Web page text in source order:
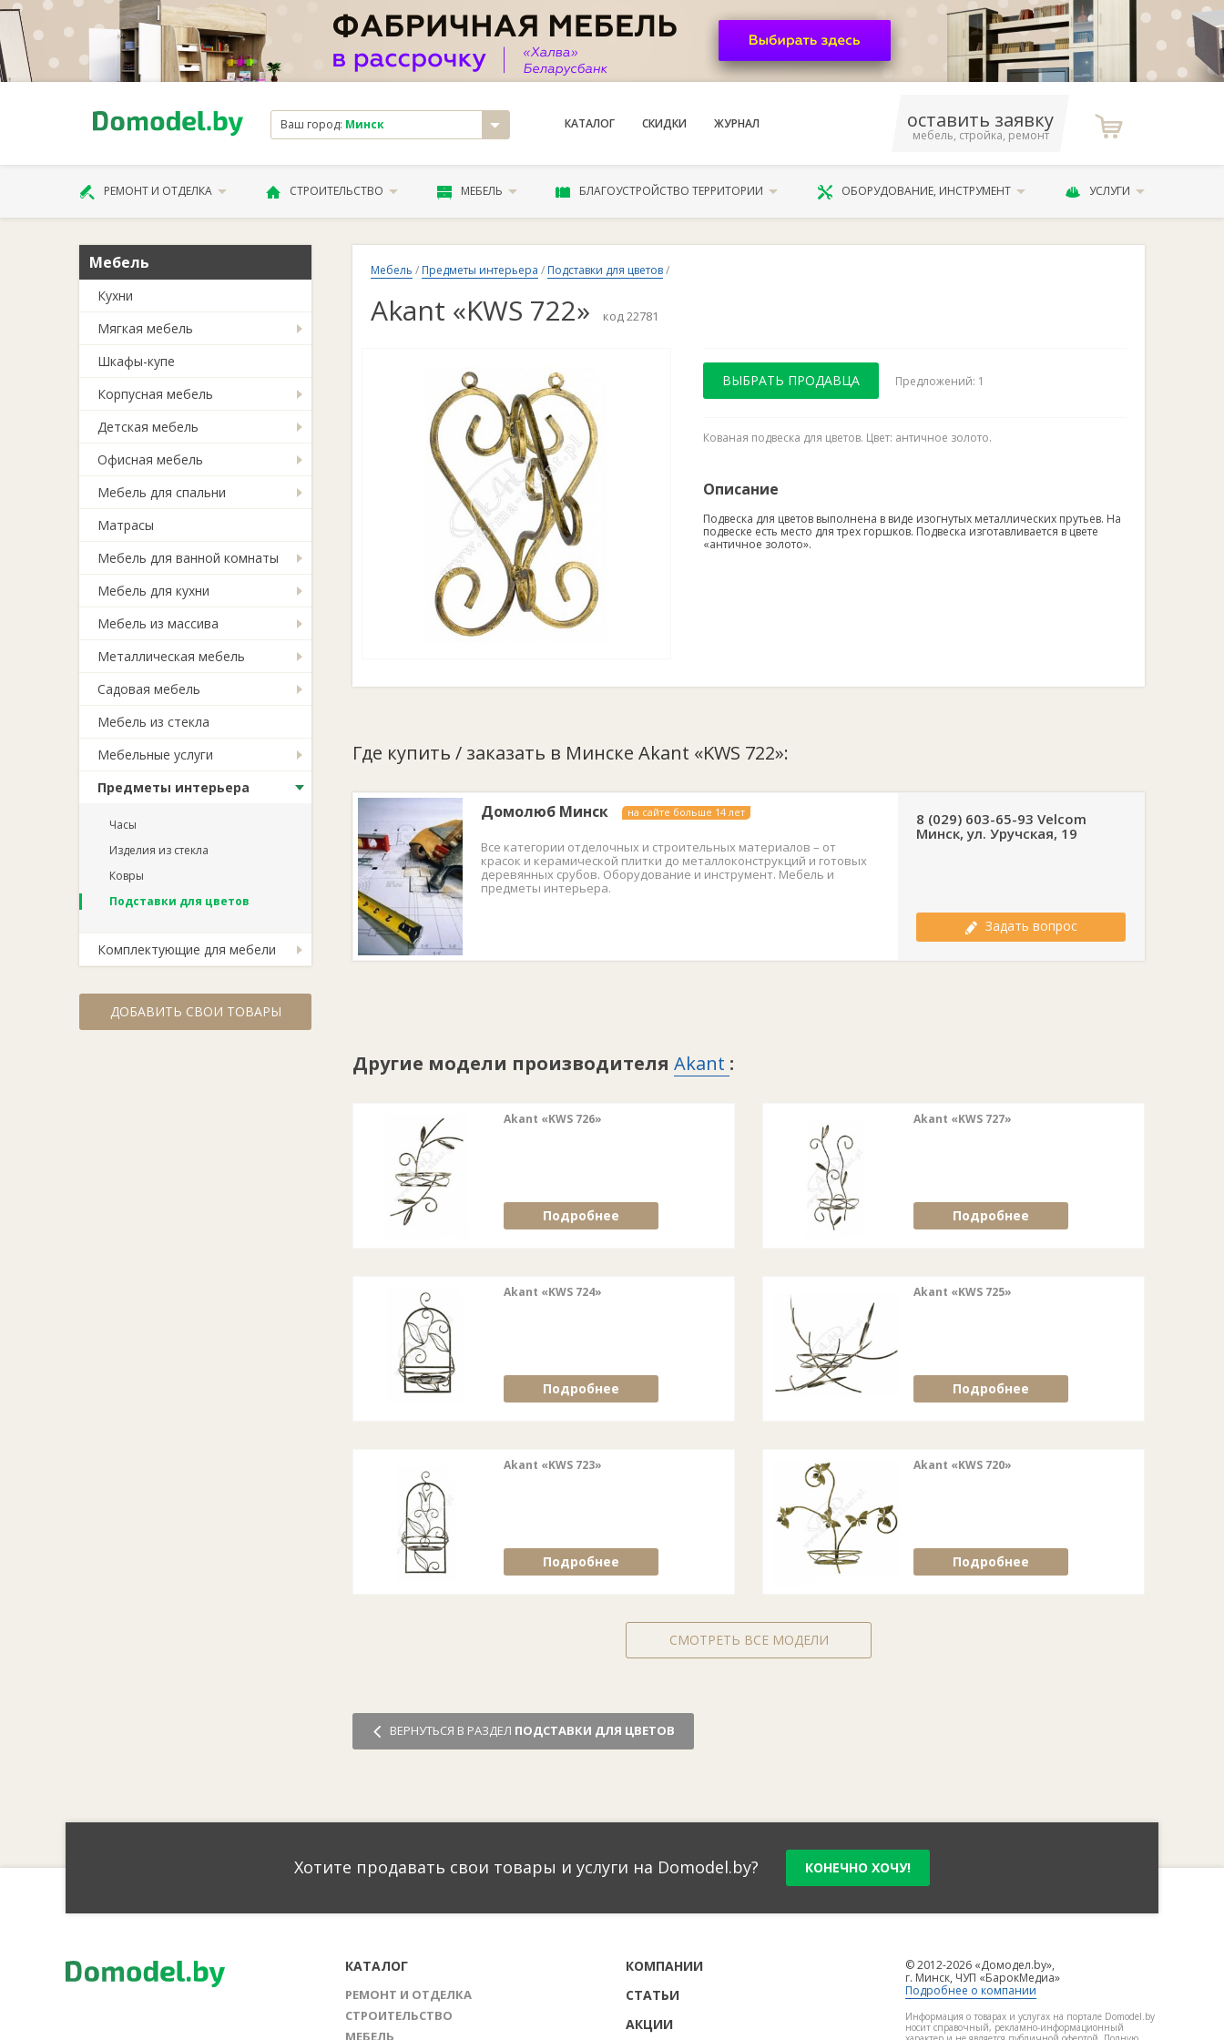
Ваш город: Минск КАТАЛОГ СКИДКИ ЖУРНАЛ оставить заявку
мебель, стройка, ремонт
РЕМОНТ И ОТДЕЛКА СТРОИТЕЛЬСТВО МЕБЕЛЬ БЛАГОУСТРОЙСТВО ТЕРРИТОРИИ ОБОРУДОВАНИЕ, ИНСТРУМЕНТ УСЛУГИ
Мебель
Кухни
Мягкая мебель
Шкафы-купе
Корпусная мебель
Детская мебель
Офисная мебель
Мебель для спальни
Матрасы
Мебель для ванной комнаты
Мебель для кухни
Мебель из массива
Металлическая мебель
Садовая мебель
Мебель из стекла
Мебельные услуги
Предметы интерьера
Часы
Изделия из стекла
Ковры
Подставки для цветов
Комплектующие для мебели
ДОБАВИТЬ СВОИ ТОВАРЫ
Мебель / Предметы интерьера / Подставки для цветов/
Akant «KWS 722» код 22781
ВЫБРАТЬ ПРОДАВЦА Предложений: 1
Кованая подвеска для цветов. Цвет: античное золото.
Описание
Подвеска для цветов выполнена в виде изогнутых металлических прутьев. На
подвеске есть место для трех горшков. Подвеска изготавливается в цвете
«античное золото».
Где купить / заказать в Минске Akant «KWS 722»:
Домолюб Минск на сайте больше 14 лет
Все категории отделочных и строительных материалов – от
красок и керамической плитки до металлоконструкций и готовых
деревянных срубов. Оборудование и инструмент. Мебель и
предметы интерьера.
8 (029) 603-65-93 Velcom
Минск, ул. Уручская, 19
Задать вопрос
Другие модели производителя Akant :
Akant «KWS 726»
Подробнее
Akant «KWS 727»
Подробнее
Akant «KWS 724»
Подробнее
Akant «KWS 725»
Подробнее
Akant «KWS 723»
Подробнее
Akant «KWS 720»
Подробнее
СМОТРЕТЬ ВСЕ МОДЕЛИ
ВЕРНУТЬСЯ В РАЗДЕЛ ПОДСТАВКИ ДЛЯ ЦВЕТОВ
Хотите продавать свои товары и услуги на Domodel.by? КОНЕЧНО ХОЧУ!
КАТАЛОГ
РЕМОНТ И ОТДЕЛКА
СТРОИТЕЛЬСТВО
МЕБЕЛЬ
КОМПАНИИ
СТАТЬИ
АКЦИИ
© 2012-2026 «Домодел.by»,
г. Минск, ЧУП «БарокМедиа»
Подробнее о компании
Информация о товарах и услугах на портале Domodel.by
носит справочный, рекламно-информационный